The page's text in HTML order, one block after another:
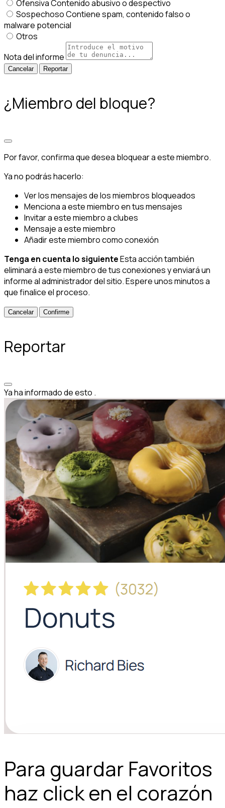
OfensivaContenido abusivo o despectivo
SospechosoContiene spam, contenido falso o
malware potencial
Otros
Nota del informe
Reportar
¿Miembro del bloque?
Por favor, confirma que desea bloquear a este miembro.
Ya no podrás hacerlo:
Ver los mensajes de los miembros bloqueados
Menciona a este miembro en tus mensajes
Invitar a este miembro a clubes
Mensaje a este miembro
Añadir este miembro como conexión
Tenga en cuenta lo siguienteEsta acción también
eliminará a este miembro de tus conexiones y enviará un
informe al administrador del sitio. Espere unos minutos a
que finalice el proceso.
Confirme
Reportar
Ya ha informado de esto .
Para guardar Favoritos
haz click en el corazón